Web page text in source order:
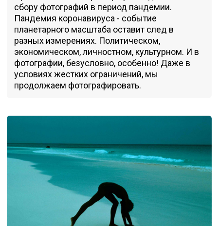
сбору фотографий в период пандемии.
Пандемия коронавируса - событие
планетарного масштаба оставит след в
разных измерениях. Политическом,
экономическом, личностном, культурном. И в
фотографии, безусловно, особенно! Даже в
условиях жестких ограничений, мы
продолжаем фотографировать.